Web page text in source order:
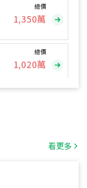
1,350萬
總價
1,020萬
看更多